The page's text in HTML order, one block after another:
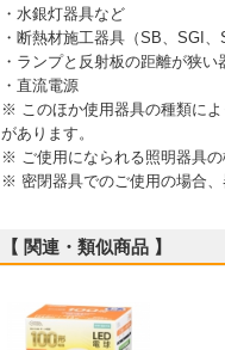
・水銀灯器具など
・断熱材施工器具（SB、SGI
・ランプと反射板の距離が狭い
・直流電源
※ このほか使用器具の種類に
があります。
※ ご使用になられる照明器具
※ 密閉器具でのご使用の場合
【 関連・類似商品 】